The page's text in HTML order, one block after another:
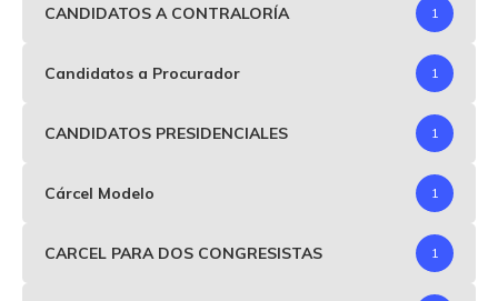
CANDIDATOS A CONTRALORÍA 1
Candidatos a Procurador 1
CANDIDATOS PRESIDENCIALES 1
Cárcel Modelo 1
CARCEL PARA DOS CONGRESISTAS 1